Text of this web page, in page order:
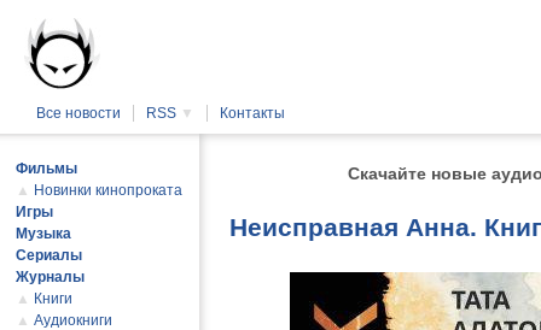
Все новости RSS ▼ Контакты
Скачайте новые
Неисправная Анна.
Фильмы
▲ Новинки кинопроката
Игры
Музыка
Сериалы
Журналы
▲ Книги
▲ Аудиокниги